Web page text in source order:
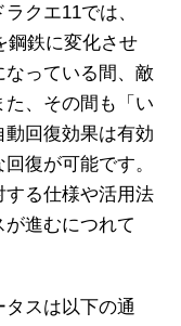
ラクエ11では、
鋼鉄に変化させ
っている間、敵
、その間も「い
回復効果は有効
復が可能です。
する仕様や活用法
進むにつれて
スは以下の通